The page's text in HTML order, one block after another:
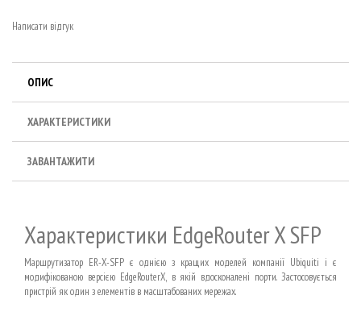
Написати відгук
ОПИС
ХАРАКТЕРИСТИКИ
ЗАВАНТАЖИТИ
Характеристики EdgeRouter X SFP
Маршрутизатор ER-X-SFP є однією з кращих моделей компанії Ubiquiti і є
модифікованою версією EdgeRouterX, в якій вдосконалені порти. Застосовується
пристрій як один з елементів в масштабованих мережах.